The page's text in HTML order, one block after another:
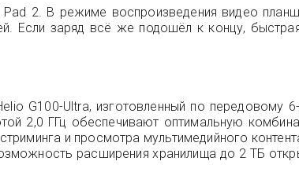
2. В режиме воспроизведения видео
заряд всё же подошёл к концу, быстрая
G100-Ultra, изготовленный по
2,0 ГГц обеспечивают оптимальную
и просмотра мультимедийного
расширения хранилища до 2 ТБ